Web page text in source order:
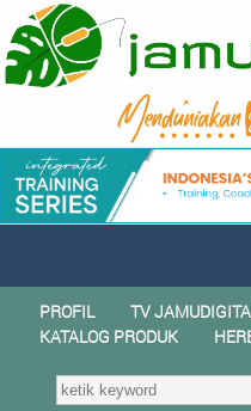
PROFIL TV
KATALOG PRODUK